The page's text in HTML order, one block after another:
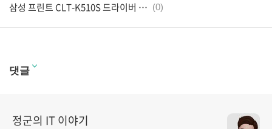
삼성 프린트 CLT-K510S 드라이버 다운로드 (0)
댓글
정군의 IT 이야기